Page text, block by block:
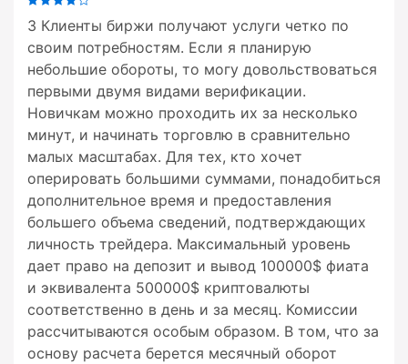
3 Клиенты биржи получают услуги четко по
своим потребностям. Если я планирую
небольшие обороты, то могу довольствоваться
первыми двумя видами верификации.
Новичкам можно проходить их за несколько
минут, и начинать торговлю в сравнительно
малых масштабах. Для тех, кто хочет
оперировать большими суммами, понадобиться
дополнительное время и предоставления
большего объема сведений, подтверждающих
личность трейдера. Максимальный уровень
дает право на депозит и вывод 100000$ фиата
и эквивалента 500000$ криптовалюты
соответственно в день и за месяц. Комиссии
рассчитываются особым образом. В том, что за
основу расчета берется месячный оборот